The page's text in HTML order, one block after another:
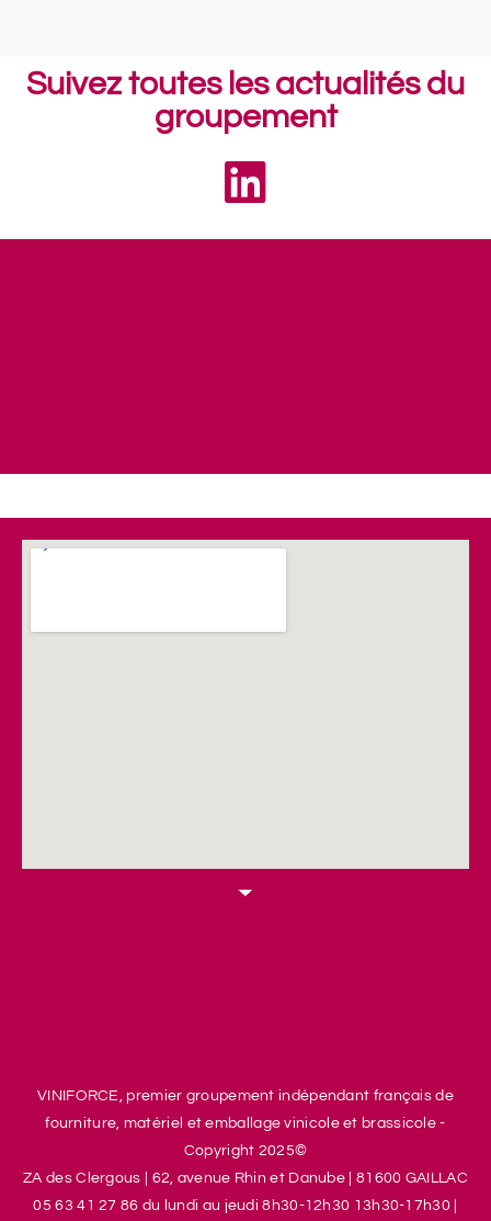
Suivez toutes les actualités du
groupement
VINIFORCE, premier groupement indépendant français de
fourniture, matériel et emballage vinicole et brassicole -
Copyright 2025©
ZA des Clergous
62, avenue Rhin et Danube
81600 GAILLAC
05 63 41 27 86 du lundi au jeudi 8h30-12h30 13h30-17h30